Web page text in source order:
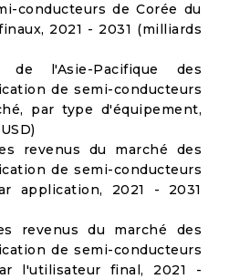
conducteurs de Corée du
2021 - 2031 (milliards
l'Asie-Pacifique des
de semi-conducteurs
par type d'équipement,
revenus du marché des
de semi-conducteurs
application, 2021 - 2031
revenus du marché des
de semi-conducteurs
l'utilisateur final, 2021 -